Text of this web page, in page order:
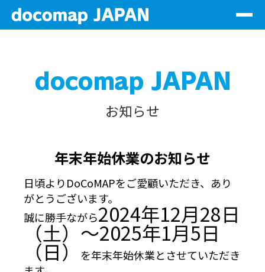
お問い合わせ
ログイン
お知らせ
年末年始休業のお知らせ
日頃よりDoCoMAPをご愛顧いただき、あり
がとうございます。
誠に勝手ながら2024年12月28日
（土）～2025年1月5日
（日）
を年末年始休業とさせていただき